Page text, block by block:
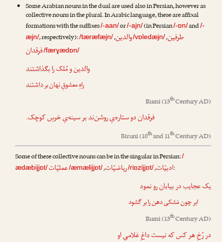
Some Arabian nouns in the dual are used also in Persian, however as
collective nouns in the plural. In Arabic language, these are affixal
formations with the suffixes/-aan/or/-ajn/(in Persian/-ɒn/and/-
æjn/, respectively):/tæræfæjn/ طرفین,
/vɒledæjn/والدین,
/færɣædɒn/فرقدان
والدینو مُلک رابگذاشتند
راهِ معشوقِ نهان برداشتند
Rumi(13thCentury AD)
فرقداندو ستاره‌یِ روشن‌ندبر سینه‌یِ خرسِ کوچک.
Biruni(10thand 11thCentury AD)
Some of these collective nouns can be in the singular in Persian:/
ædæbijjɒt/
ادبیّات,
/riɒzijjɒt/ریاضیّات,
/æmælijjɒt/عملیّات :
یکعجایبدر بیابان رونمود
ابر چون مَشکی دهن را بر گشود
Rumi(13thCentury AD)
در رُخِ هر کس که نیست داغِ غلامیِ او